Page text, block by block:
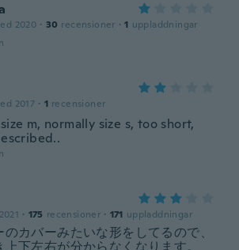
2020 · 30 recensioner · 1 uppladdningar
2017 · 1 recensioner
m, normally size s, too short,
· 175 recensioner · 171 uppladdningar
のカバーみたいな形をしてるので、
上下左右が分からなくなります。